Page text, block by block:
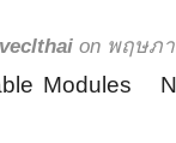
veclthai on พฤษภา
Modules